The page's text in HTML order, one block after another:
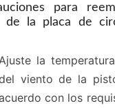
para
de la placa de
Ajuste la
viento de la
con los